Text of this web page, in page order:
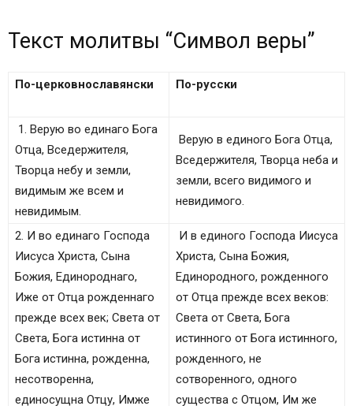
язык
языке
написание
<img alt="символ веры текст" height="640"
src="https://images2-focus-
opensocial.googleusercontent.com/gadgets/proxy
?url=https%3A%2F%2F1000-molitv.ru%2Fwp-
Текст молитвы “Символ веры”
По-церковнославянски По-русски
1. Верую во единаго Бога
Отца, Вседержителя,
Творца небу и земли,
видимым же всем и
невидимым.
Верую в единого Бога Отца,
Вседержителя, Творца неба и
земли, всего видимого и
невидимого.
2. И во единаго Господа
Иисуса Христа, Сына
Божия, Единороднаго,
Иже от Отца рожденнаго
прежде всех век; Света от
Света, Бога истинна от
Бога истинна, рожденна,
несотворенна,
единосущна Отцу, Имже
И в единого Господа Иисуса
Христа, Сына Божия,
Единородного, рожденного
от Отца прежде всех веков:
Света от Света, Бога
истинного от Бога истинного,
рожденного, не
сотворенного, одного
существа с Отцом, Им же